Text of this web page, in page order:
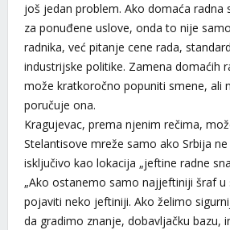
još jedan problem. Ako domaća radna
za ponuđene uslove, onda to nije
radnika, već pitanje cene rada,
industrijske politike. Zamena domaćih
može kratkoročno popuniti smene, ali
poručuje ona.
Kragujevac, prema njenim rečima,
Stelantisove mreže samo ako Srbija
isključivo kao lokacija „jeftine radne
„Ako ostanemo samo najjeftiniji šraf u
pojaviti neko jeftiniji. Ako želimo
da gradimo znanje, dobavljačku bazu,